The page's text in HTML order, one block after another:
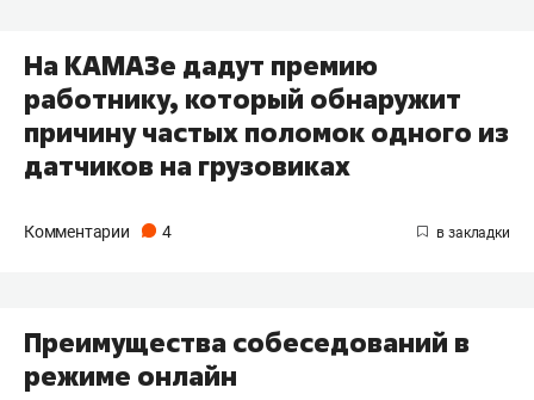
На КАМАЗе дадут премию
работнику, который обнаружит
причину частых поломок одного из
датчиков на грузовиках
Комментарии 4
Преимущества собеседований в
режиме онлайн